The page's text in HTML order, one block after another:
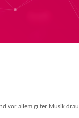
vor allem guter Musik